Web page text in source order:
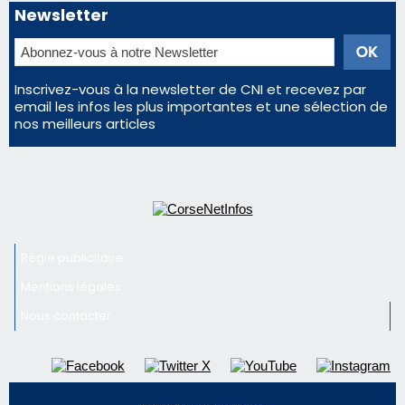
Régie publicitaire
Mentions légales
Nous contacter